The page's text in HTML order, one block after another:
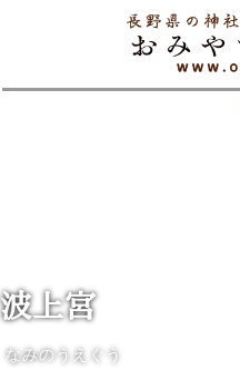
波上宮
なみのうえぐう